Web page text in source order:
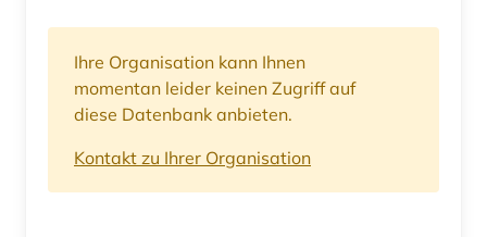
Ihre Organisation kann Ihnen
momentan leider keinen Zugriff auf
diese Datenbank anbieten.
Kontakt zu Ihrer Organisation